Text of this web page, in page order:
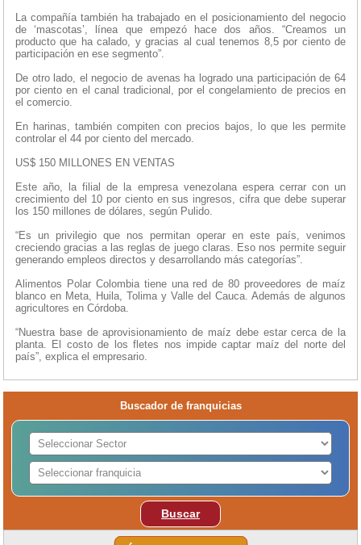
La compañía también ha trabajado en el posicionamiento del negocio
de ‘mascotas’, línea que empezó hace dos años. “Creamos un
producto que ha calado, y gracias al cual tenemos 8,5 por ciento de
participación en ese segmento”.
De otro lado, el negocio de avenas ha logrado una participación de 64
por ciento en el canal tradicional, por el congelamiento de precios en
el comercio.
En harinas, también compiten con precios bajos, lo que les permite
controlar el 44 por ciento del mercado.
US$ 150 MILLONES EN VENTAS
Este año, la filial de la empresa venezolana espera cerrar con un
crecimiento del 10 por ciento en sus ingresos, cifra que debe superar
los 150 millones de dólares, según Pulido.
“Es un privilegio que nos permitan operar en este país, venimos
creciendo gracias a las reglas de juego claras. Eso nos permite seguir
generando empleos directos y desarrollando más categorías”.
Alimentos Polar Colombia tiene una red de 80 proveedores de maíz
blanco en Meta, Huila, Tolima y Valle del Cauca. Además de algunos
agricultores en Córdoba.
“Nuestra base de aprovisionamiento de maíz debe estar cerca de la
planta. El costo de los fletes nos impide captar maíz del norte del
país”, explica el empresario.
Buscador de franquicias
Buscar